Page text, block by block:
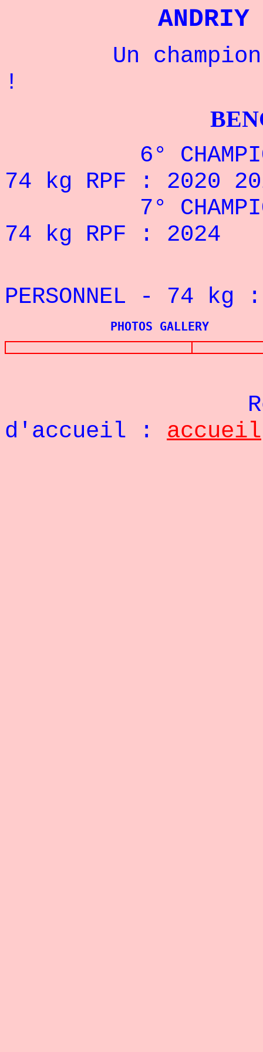
ANDRIY
Un champion
!
6°
74 kg RPF : 2020
7°
74 kg RPF : 2024
PERSONNEL - 74 kg
PHOTOS GALLERY
d'accueil : accueil